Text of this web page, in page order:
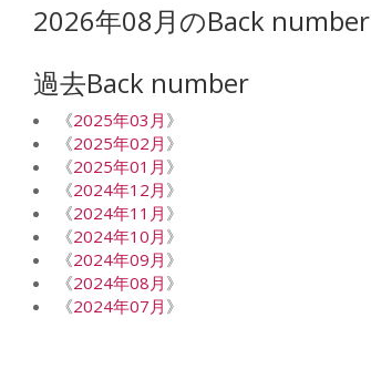
2026年08月のBack number
過去Back number
《2025年03月 》
《2025年02月 》
《2025年01月 》
《2024年12月 》
《2024年11月 》
《2024年10月 》
《2024年09月 》
《2024年08月 》
《2024年07月 》